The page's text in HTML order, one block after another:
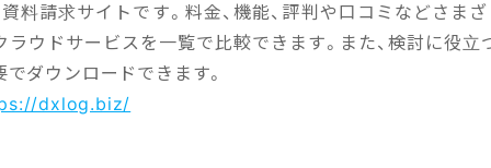
料請求サイトです。料金、機能、評判や口コミなどさま
ラウドサービスを一覧で比較できます。また、検討に役立
ダウンロードできます。
dxlog.biz/